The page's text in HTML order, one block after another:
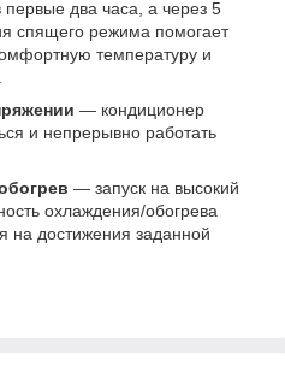
первые два часа, а через 5
спящего режима помогает
температуру и
— кондиционер
и непрерывно работать
— запуск на высокий
охлаждения/обогрева
на достижения заданной